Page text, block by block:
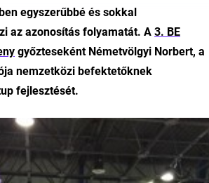
egyszerűbbé és sokkal
az azonosítás folyamatát. A 3. BE
győzteseként Németvölgyi Norbert, a
nemzetközi befektetőknek
fejlesztését.